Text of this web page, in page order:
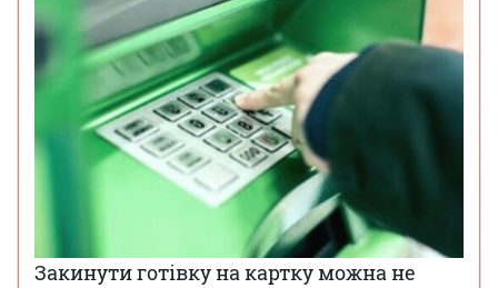
Закинути готівку на картку можна не